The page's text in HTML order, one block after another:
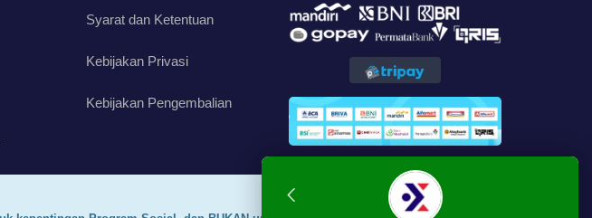
Syarat dan Ketentuan
Kebijakan Privasi
Kebijakan Pengembalian